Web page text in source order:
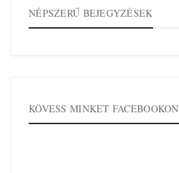
NÉPSZERŰ BEJEGYZÉSEK
KÖVESS MINKET FACEBOOKON